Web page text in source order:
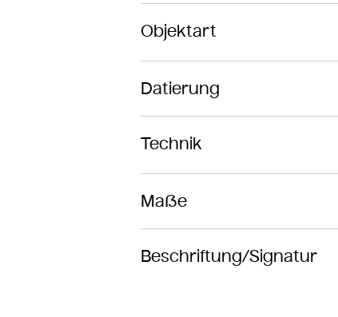
Objektart
Datierung
Technik
Maße
Beschriftung/Signatur